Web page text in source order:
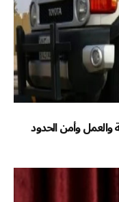
والعمل وأمن الحدود